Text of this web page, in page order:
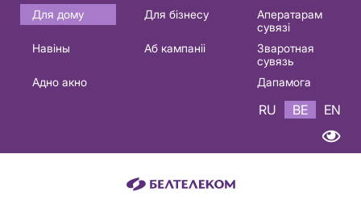
Основная
навигация
Для дому Для бізнесу
Аператарам
сувязі
Навіны
Аб кампаніі
Зваротная
сувязь
Адно акно
Дапамога
RU BE EN